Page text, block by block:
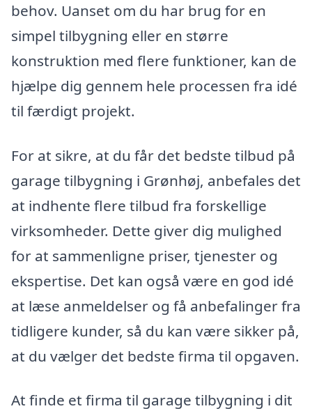
behov. Uanset om du har brug for en
simpel tilbygning eller en større
konstruktion med flere funktioner, kan de
hjælpe dig gennem hele processen fra idé
til færdigt projekt.
For at sikre, at du får det bedste tilbud på
garage tilbygning i Grønhøj, anbefales det
at indhente flere tilbud fra forskellige
virksomheder. Dette giver dig mulighed
for at sammenligne priser, tjenester og
ekspertise. Det kan også være en god idé
at læse anmeldelser og få anbefalinger fra
tidligere kunder, så du kan være sikker på,
at du vælger det bedste firma til opgaven.
At finde et firma til garage tilbygning i dit